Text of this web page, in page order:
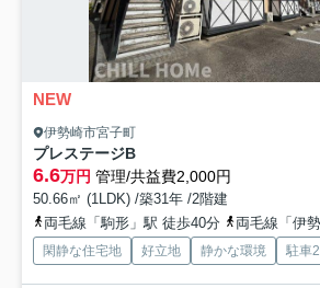
NEW
伊勢崎市宮子町
プレステージB
6.6万円 管理/共益費2,000円
50.66㎡ (1LDK) /築31年 /2階建
両毛線「駒形」駅 徒歩40分
両毛線「伊
閑静な住宅地 好立地 静かな環境 駐車